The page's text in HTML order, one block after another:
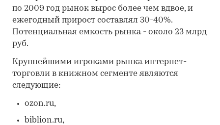
по 2009 год рынок вырос более чем вдвое, и
ежегодный прирост составлял 30-40%.
Потенциальная емкость рынка - около 23 млрд
руб.
Крупнейшими игроками рынка интернет-
торговли в книжном сегменте являются
следующие:
ozon.ru,
biblion.ru,